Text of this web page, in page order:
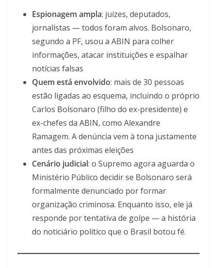
Espionagem ampla: juízes, deputados,
jornalistas — todos foram alvos. Bolsonaro,
segundo a PF, usou a ABIN para colher
informações, atacar instituições e espalhar
notícias falsas
Quem está envolvido: mais de 30 pessoas
estão ligadas ao esquema, incluindo o próprio
Carlos Bolsonaro (filho do ex-presidente) e
ex-chefes da ABIN, como Alexandre
Ramagem. A denúncia vem à tona justamente
antes das próximas eleições
Cenário judicial: o Supremo agora aguarda o
Ministério Público decidir se Bolsonaro será
formalmente denunciado por formar
organização criminosa. Enquanto isso, ele já
responde por tentativa de golpe — a história
do noticiário político que o Brasil botou fé.